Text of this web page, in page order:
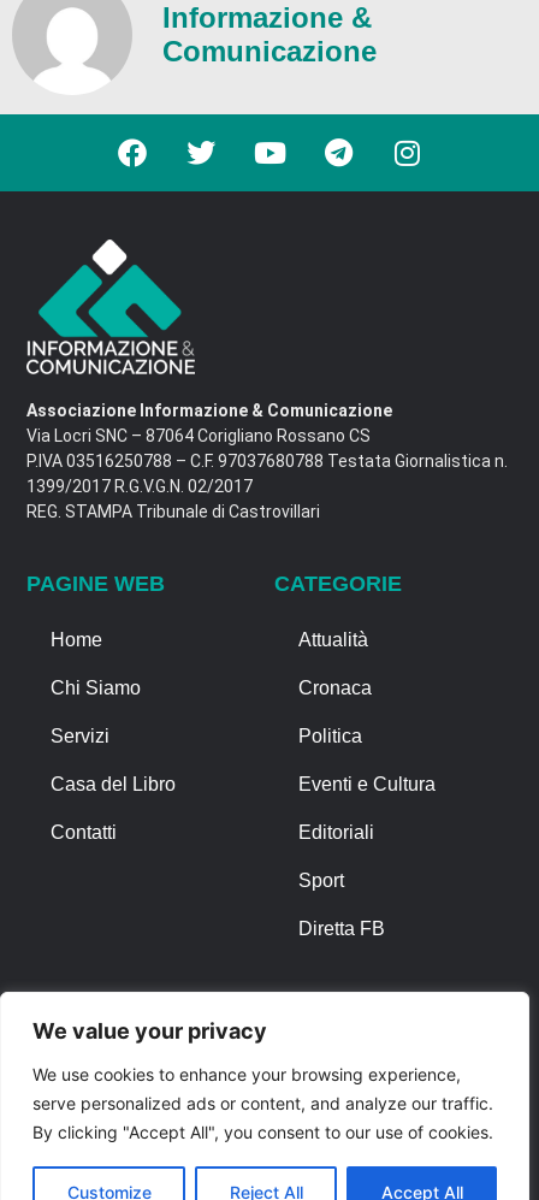
We value your privacy
We use cookies to enhance your browsing experience,
serve personalized ads or content, and analyze our traffic.
By clicking "Accept All", you consent to our use of cookies.
Customize Reject All Accept All
Informazione &
Comunicazione
Associazione Informazione & Comunicazione
Via Locri SNC – 87064 Corigliano Rossano CS
P.IVA 03516250788 – C.F. 97037680788 Testata Giornalistica n.
1399/2017 R.G.V.G.N. 02/2017
REG. STAMPA Tribunale di Castrovillari
PAGINE WEB
Home
Chi Siamo
Servizi
Casa del Libro
Contatti
CATEGORIE
Attualità
Cronaca
Politica
Eventi e Cultura
Editoriali
Sport
Diretta FB
Privacy Policy